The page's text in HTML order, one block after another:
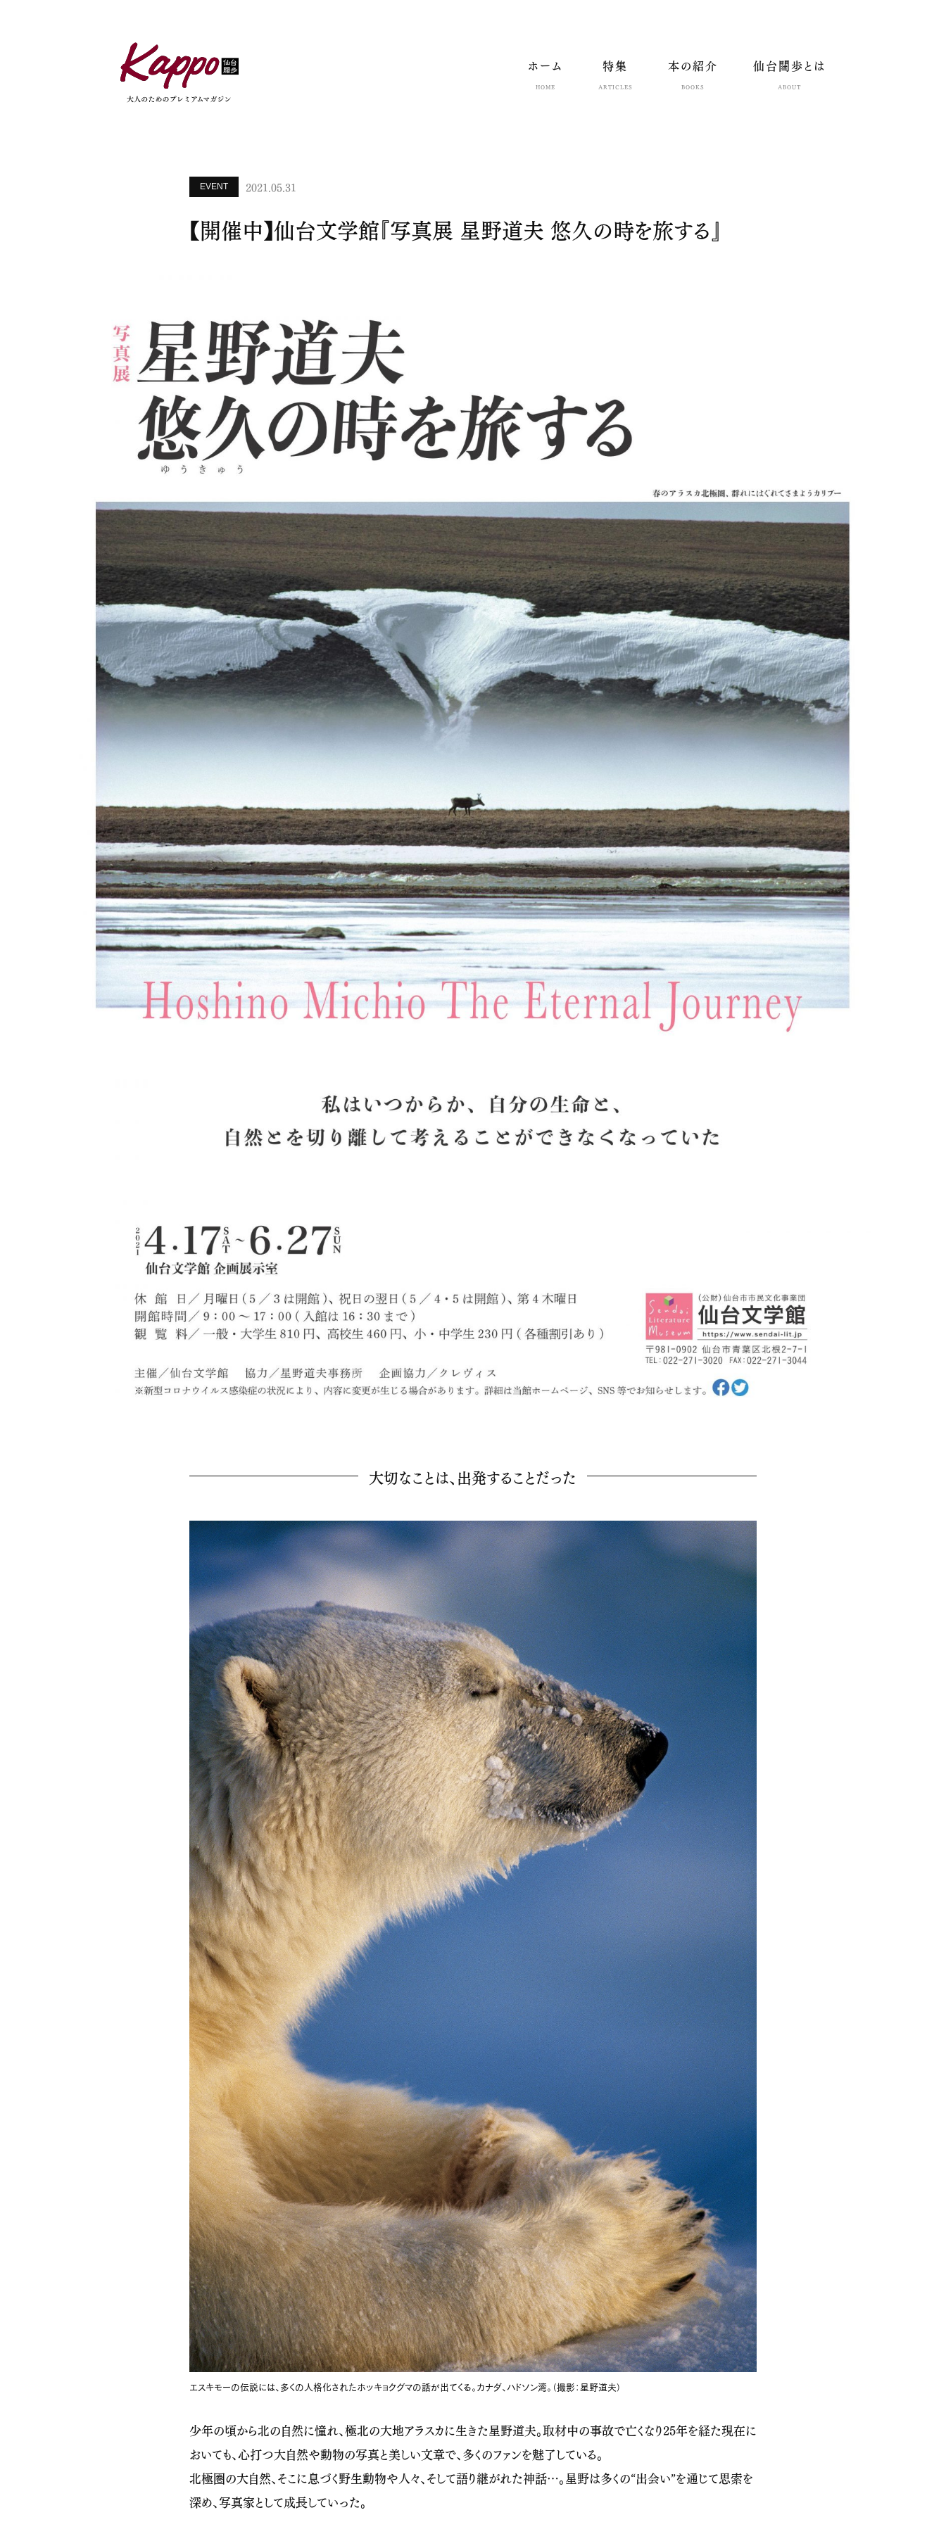
ホーム
HOME
特集
ARTICLES
本の紹介
BOOKS
仙台闊歩とは
ABOUT
EVENT 2021.05.31
【開催中】仙台文学館『写真展 星野道夫 悠久の時を旅する』
大切なことは、出発することだった
エスキモーの伝説には、多くの人格化されたホッキョクグマの話が出てくる。カナダ、ハドソン湾。（撮影：星野道夫）
少年の頃から北の自然に憧れ、極北の大地アラスカに生きた星野道夫。取材中の事故で亡くなり25年を経た現在に
おいても、心打つ大自然や動物の写真と美しい文章で、多くのファンを魅了している。
北極圏の大自然、そこに息づく野生動物や人々、そして語り継がれた神話…。星野は多くの“出会い”を通じて思索を
深め、写真家として成長していった。